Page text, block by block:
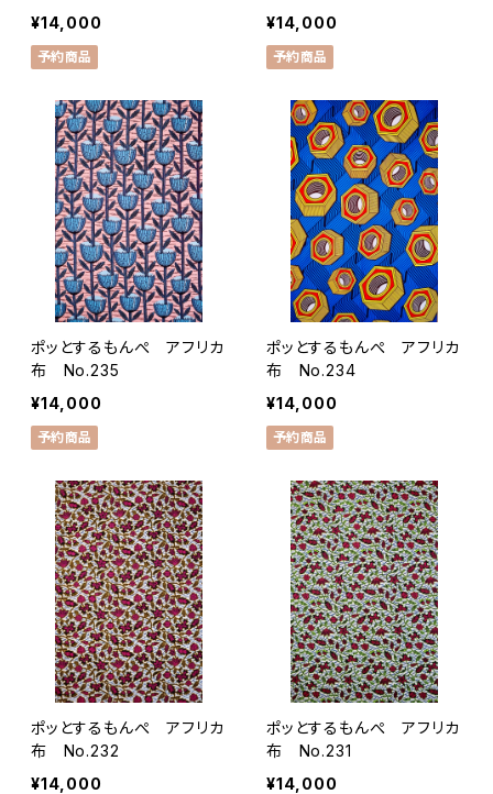
¥14,000
予約商品
¥14,000
予約商品
ポッとするもんぺ アフリカ
布 No.235
¥14,000
予約商品
ポッとするもんぺ アフリカ
布 No.234
¥14,000
予約商品
ポッとするもんぺ アフリカ
布 No.232
¥14,000
ポッとするもんぺ アフリカ
布 No.231
¥14,000